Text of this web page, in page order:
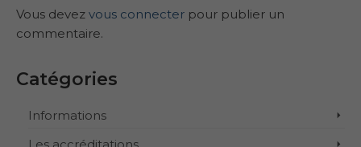
Vous devez vous connecter pour publier un
commentaire.
Catégories
Informations